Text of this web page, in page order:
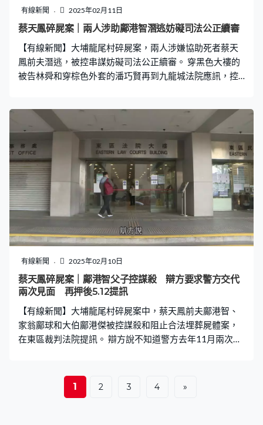
「ALEX」的真實身分。 潘巧賢一方在庭上提出特別事項爭
議，質疑潘巧賢被捕時所作供詞的自願性，辯方指女警用
了2分鐘口述及筆錄，宣布拘捕及警誡過程並不合理，要求
女警庭上示範抄寫該段字句，最終用上超過3分鐘。辯方又
指潘巧賢曾經被該女
有線新聞 2025年02月11日
蔡天鳳碎屍案｜兩人涉助鄺港智潛逃妨礙司法公正續審
【有線新聞】大埔龍尾村碎屍案，兩人涉嫌協助死者蔡天
鳳前夫潛逃，被控串謀妨礙司法公正續審。 穿黑色大褸的
被告林舜和穿棕色外套的潘巧賢再到九龍城法院應訊，控
識，「IVY」有天告訴潘巧賢要盡快安排船前往澳門邊界，
想她幫忙聯絡林舜，林舜之後聯絡潘巧賢，表示租船的人
是一名男子「ALEX」。在盤問片段中潘巧賢說不知道
「ALEX」的身分，又表示自己在「IVY」和林舜之間只是
傳話角色。
有線新聞 2025年02月10日
蔡天鳳碎屍案｜鄺港智父子控謀殺 辯方要求警方交代
兩次見面 再押後5.12提訊
【有線新聞】大埔龍尾村碎屍案中，蔡天鳳前夫鄺港智、
家翁鄺球和大伯鄺港傑被控謀殺和阻止合法埋葬屍體案，
在東區裁判法院提訊。 辯方說不知道警方去年11月兩次見
1 2 3 4 »